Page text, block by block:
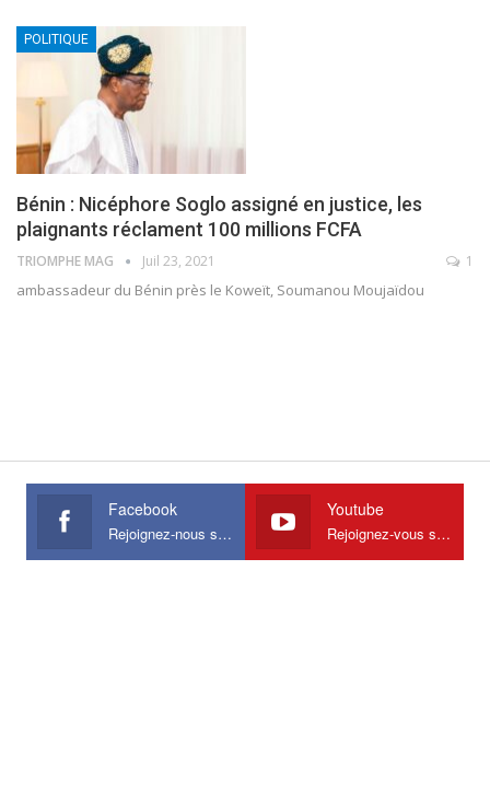
POLITIQUE
Bénin : Nicéphore Soglo assigné en justice, les
plaignants réclament 100 millions FCFA
TRIOMPHE MAG Juil 23, 2021 1
ambassadeur du Bénin près le Koweït, Soumanou Moujaïdou
Facebook
Rejoignez-nous sur Facebook
Youtube
Rejoignez-vous sur Youtube